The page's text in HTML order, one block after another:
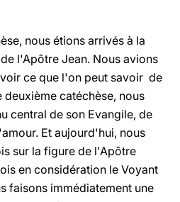
nous étions arrivés à la
l'Apôtre Jean. Nous avions
ce que l'on peut savoir de
catéchèse, nous
central de son Evangile, de
Et aujourd'hui, nous
sur la figure de l'Apôtre
en considération le Voyant
faisons immédiatement une